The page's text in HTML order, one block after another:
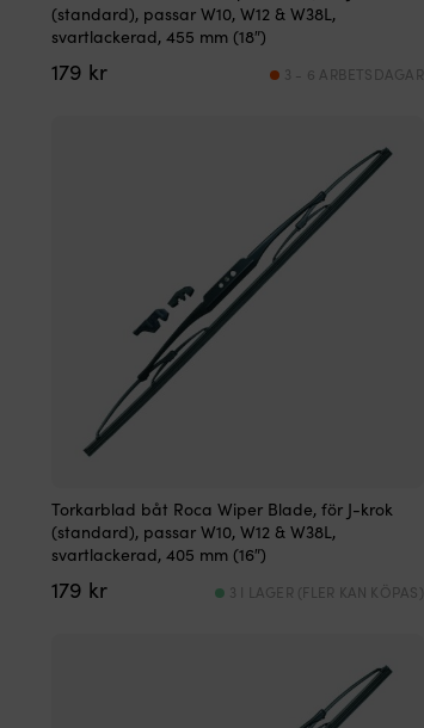
(standard), passar W10, W12 & W38L,
svartlackerad, 455 mm (18″)
179 kr 3 - 6 ARBETSDAGAR
Torkarblad båt Roca Wiper Blade, för J-krok
(standard), passar W10, W12 & W38L,
svartlackerad, 405 mm (16″)
179 kr 3 I LAGER (FLER KAN KÖPAS)